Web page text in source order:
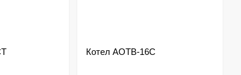
Котел АОТВ-16С